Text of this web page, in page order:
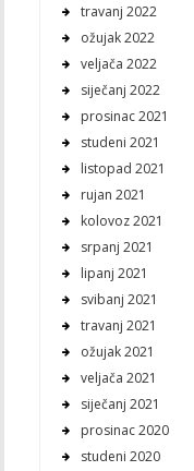
travanj 2022
ožujak 2022
veljača 2022
siječanj 2022
prosinac 2021
studeni 2021
listopad 2021
rujan 2021
kolovoz 2021
srpanj 2021
lipanj 2021
svibanj 2021
travanj 2021
ožujak 2021
veljača 2021
siječanj 2021
prosinac 2020
studeni 2020